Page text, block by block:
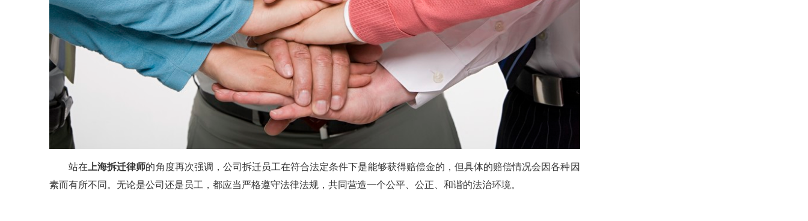
站在 上海拆迁律师的角度再次强调，公司拆迁员工在符合法定条件下是能够获得赔偿金的，但具体的赔偿情况会因各种因
素而有所不同。无论是公司还是员工，都应当严格遵守法律法规，共同营造一个公平、公正、和谐的法治环境。